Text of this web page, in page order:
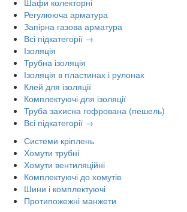
Шафи колекторні
Регулююча арматура
Запірна газова арматура
Всі підкатегорії →
Ізоляція
Трубна ізоляція
Ізоляція в пластинах і рулонах
Клей для ізоляції
Комплектуючі для ізоляції
Труба захисна гофрована (пешель)
Всі підкатегорії →
Системи кріплень
Хомути трубні
Хомути вентиляційні
Комплектуючі до хомутів
Шини і комплектуючі
Протипожежні манжети